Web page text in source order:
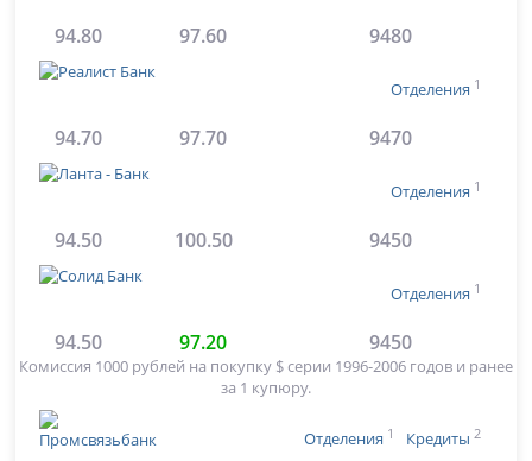
94.80 97.60 9480
Отделения 1
94.70 97.70 9470
Отделения 1
94.50 100.50 9450
Отделения 1
94.50 97.20 9450
Комиссия 1000 рублей на покупку $ серии 1996-2006 годов и ранее
за 1 купюру.
Отделения 1 Кредиты 2